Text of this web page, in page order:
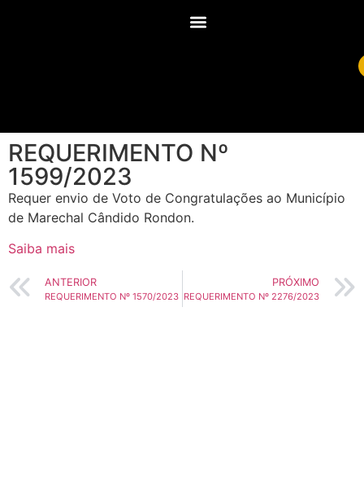
REQUERIMENTO Nº
1599/2023
Requer envio de Voto de Congratulações ao Município
de Marechal Cândido Rondon.
Saiba mais
ANTERIOR
REQUERIMENTO Nº 1570/2023
PRÓXIMO
REQUERIMENTO Nº 2276/2023